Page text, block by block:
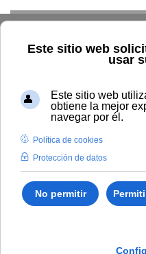
Inicio La UNIA Tablón
Resolución
realiza una
provisión